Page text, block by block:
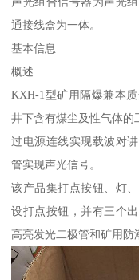
通接线盒为一体。
基本信息
概述
KXH-1型矿用隔爆兼本
井下含有煤尘及性气体的
过电源连线实现载波对
管实现声光信号。
该产品集打点按钮、灯
设打点按钮，并有三个
高亮发光二极管和矿用防